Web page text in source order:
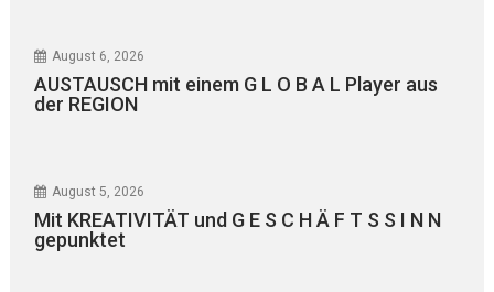
August 6, 2026
AUSTAUSCH mit einem G L O B A L Player aus
der REGION
August 5, 2026
Mit KREATIVITÄT und G E S C H Ä F T S S I N N
gepunktet